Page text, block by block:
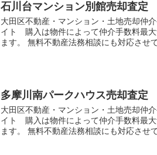
石川台マンション別館売却査定
大田区不動産・マンション・土地売却仲
イト 購入は物件によって仲介手数料最
ます。 無料不動産法務相談にも対応させ
多摩川南パークハウス売却査定
大田区不動産・マンション・土地売却仲
イト 購入は物件によって仲介手数料最
ます。 無料不動産法務相談にも対応させ